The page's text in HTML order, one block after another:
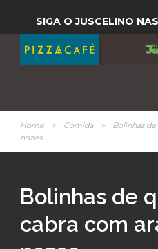
SIGA O JUSCELINO
Home > Comida >
Bolinhas
nozes
Bolinhas de
cabra com